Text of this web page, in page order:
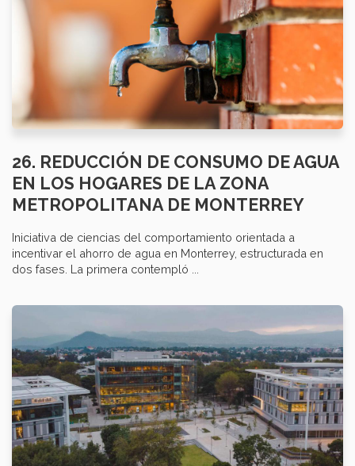
26. REDUCCIÓN DE CONSUMO DE AGUA
EN LOS HOGARES DE LA ZONA
METROPOLITANA DE MONTERREY
Iniciativa de ciencias del comportamiento orientada a
incentivar el ahorro de agua en Monterrey, estructurada en
dos fases. La primera contempló ...